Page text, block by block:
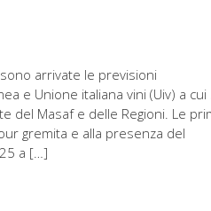
arrivate le previsioni
e Unione italiana vini (Uiv) a cui
del Masaf e delle Regioni. Le
gremita e alla presenza del
a […]